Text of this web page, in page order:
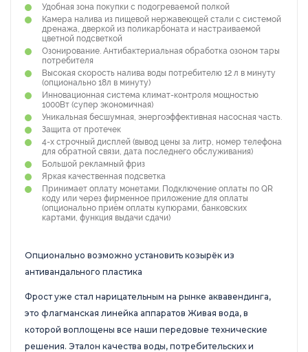
Удобная зона покупки с подогреваемой полкой
Камера налива из пищевой нержавеющей стали с системой
дренажа, дверкой из поликарбоната и настраиваемой
цветной подсветкой
Озонирование. Антибактериальная обработка озоном тары
потребителя
Высокая скорость налива воды потребителю 12 л в минуту
(опционально 18л в минуту)
Инновационная система климат-контроля мощностью
1000Вт (супер экономичная)
Уникальная бесшумная, энергоэффективная насосная часть.
Защита от протечек
4-х строчный дисплей (вывод цены за литр, номер телефона
для обратной связи, дата последнего обслуживания)
Большой рекламный фриз
Яркая качественная подсветка
Принимает оплату монетами. Подключение оплаты по QR
коду или через фирменное приложение для оплаты
(опционально приём оплаты купюрами, банковских
картами, функция выдачи сдачи)
Опционально возможно установить козырёк из
антивандального пластика
Фрост уже стал нарицательным на рынке аквавендинга,
это флагманская линейка аппаратов Живая вода, в
которой воплощены все наши передовые технические
решения. Эталон качества воды, потребительских и